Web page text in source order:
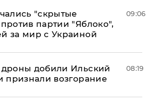
"скрытые
партии "Яблоко",
за мир с Украиной
09:06
добили Ильский
признали возгорание
08:19